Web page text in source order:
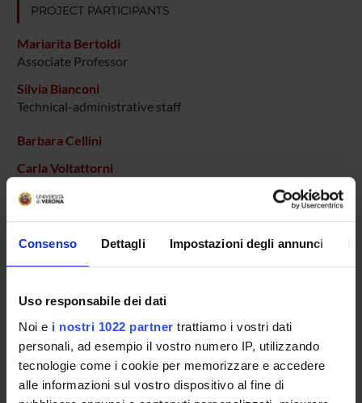
Consenso Dettagli Impostazioni degli annunci
Uso responsabile dei dati
Noi e i nostri 1022 partner trattiamo i vostri dati
personali, ad esempio il vostro numero IP, utilizzando
tecnologie come i cookie per memorizzare e accedere
alle informazioni sul vostro dispositivo al fine di
PROJECT PARTICIPANTS
Mariarita Bertoldi
Associate Professor
Silvia Bianconi
Technical-administrative staff
Barbara Cellini
Carla Voltattorni
SECTIONS
PUBLICATIONS
TITLE
Mutation of tyrosine 332 to phenylalanine converts dopa